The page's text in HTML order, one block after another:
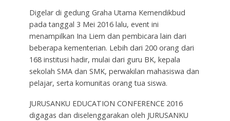
Digelar di gedung Graha Utama Kemendikbud
pada tanggal 3 Mei 2016 lalu, event ini
menampilkan Ina Liem dan pembicara lain dari
beberapa kementerian. Lebih dari 200 orang dari
168 institusi hadir, mulai dari guru BK, kepala
sekolah SMA dan SMK, perwakilan mahasiswa dan
pelajar, serta komunitas orang tua siswa.
JURUSANKU EDUCATION CONFERENCE 2016
digagas dan diselenggarakan oleh JURUSANKU